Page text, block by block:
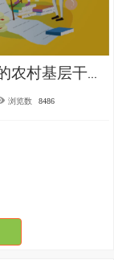
守纪律 担使命 争做新时代群众满意的农村基层干部—詹腾辉
浏览数 8486